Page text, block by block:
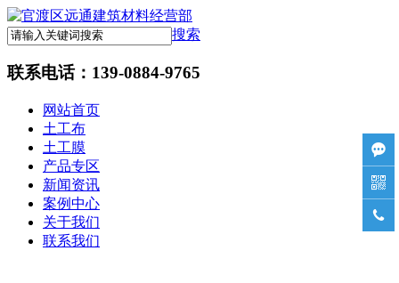
搜索
联系电话： 139-0884-9765
网站首页
土工布
土工膜
产品专区
新闻资讯
案例中心
关于我们
联系我们


